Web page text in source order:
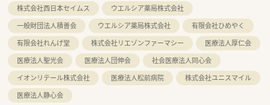
株式会社西日本セイムス
ウエルシア薬局株式会社
一般財団法人積善会
ウエルシア薬局株式会社
有限会社ひめやく
有限会社れんげ堂
株式会社リエゾンファーマシー
医療法人厚仁会
医療法人聖光会
医療法人団伸会
社会医療法人同心会
イオンリテール株式会社
医療法人松前病院
株式会社ユニスマイル
医療法人静心会